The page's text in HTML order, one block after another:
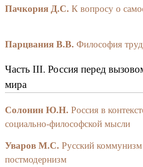
дает представление о новых
о самоопределении человека —
гражданином мира. Ученые
цене, которую придется
личности, так и за вхождение в
сообщество, и, поскольку
невозможно, предлагают
балансирования между
Авторами сборника с
выступили Нана Абсава, Анзор
Пачкория Д.С. К вопросу о
Парцвания В.В. Философия
Часть III. Россия перед
мира
Солонин Ю.Н. Россия в
социально-философской мысли
Уваров М.С. Русский коммунизм
постмодернизм